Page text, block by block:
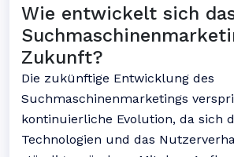
Wie entwickelt sich
Zukunft?
Die zukünftige Entwicklung des
Suchmaschinenmarketings
kontinuierliche Evolution, da sich
Technologien und das